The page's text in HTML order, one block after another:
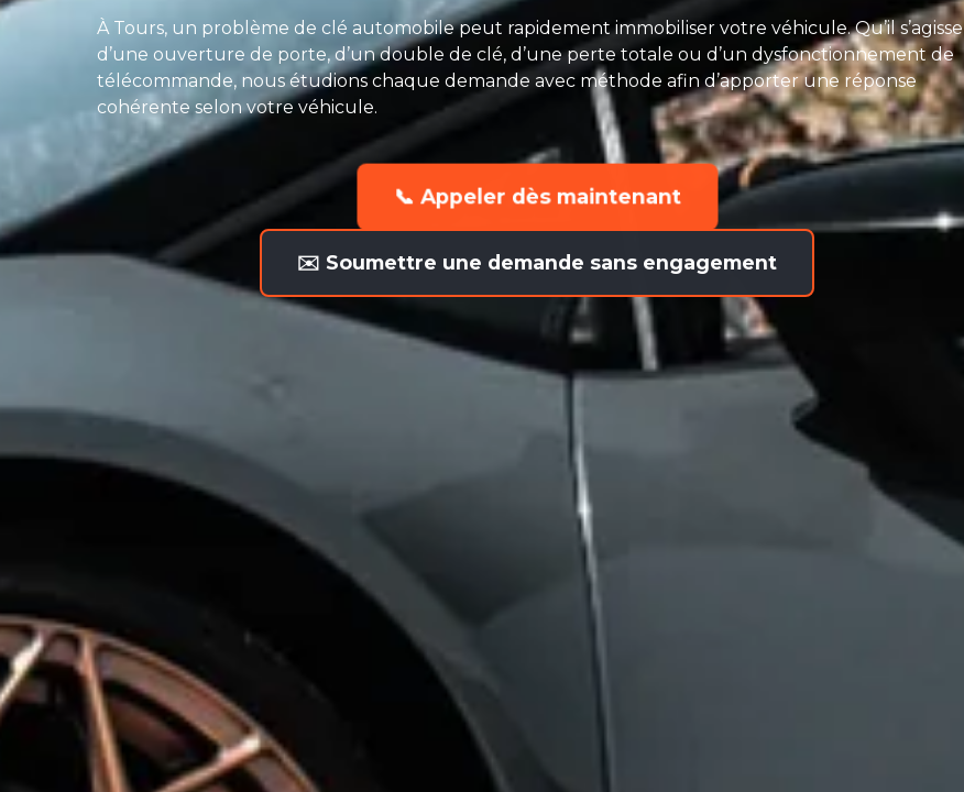
À Tours, un problème de clé automobile peut rapidement immobiliser votre véhicule. Qu’il s’agisse
d’une ouverture de porte, d’un double de clé, d’une perte totale ou d’un dysfonctionnement de
télécommande, nous étudions chaque demande avec méthode afin d’apporter une réponse
cohérente selon votre véhicule.
📞 Appeler dès maintenant
✉️ Soumettre une demande sans engagement